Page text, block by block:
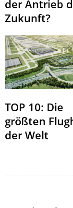
der Antrieb
Zukunft?
TOP 10: Die
größten
der Welt